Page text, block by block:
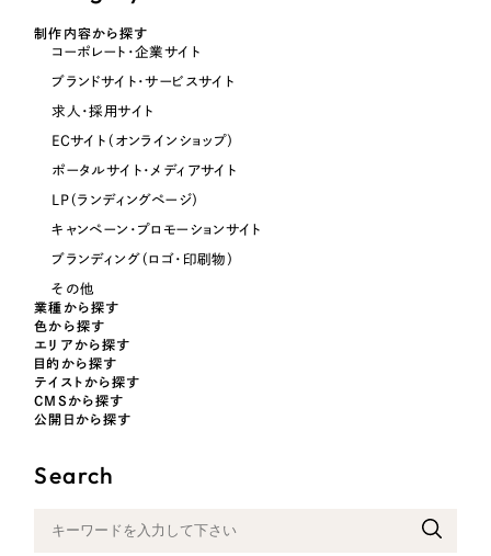
オレンジ・橙色
イエロー・黄色
ピンク・桃色
カラフル・多色
制作内容から探す
コーポレート・企業サイト
ブランドサイト・サービスサイト
求人・採用サイト
ECサイト（オンラインショップ）
ポータルサイト・メディアサイト
LP（ランディングページ）
キャンペーン・プロモーションサイト
ブランディング（ロゴ・印刷物）
その他
業種から探す
色から探す
エリアから探す
目的から探す
テイストから探す
CMSから探す
公開日から探す
Search